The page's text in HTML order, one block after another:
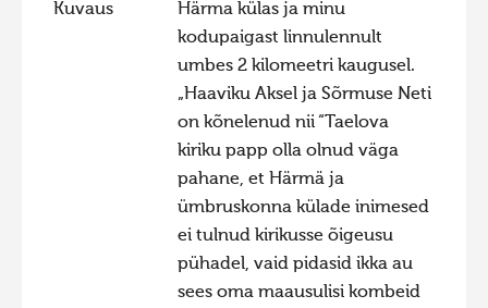
Hiite kuvavõistlus 2018
Hiite kuvavõistlus 2017
Hiite kuvavõistlus 2016
Hiite kuvavõistlus 2015
Hiite kuvavõistlus 2014
Hiite kuvavõistlus 2013
Hiite kuvavõistlus 2012
Hiite kuvavõistlus 2011
Kuvaus
Härma külas ja minu
kodupaigast linnulennult
umbes 2 kilomeetri kaugusel.
„Haaviku Aksel ja Sõrmuse Neti
on kõnelenud nii “Taelova
kiriku papp olla olnud väga
pahane, et Härmä ja
ümbruskonna külade inimesed
ei tulnud kirikusse õigeusu
pühadel, vaid pidasid ikka au
sees oma maausulisi kombeid